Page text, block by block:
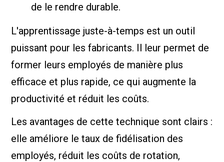
de le rendre durable.
L'apprentissage juste-à-temps est un outil
puissant pour les fabricants. Il leur permet de
former leurs employés de manière plus
efficace et plus rapide, ce qui augmente la
productivité et réduit les coûts.
Les avantages de cette technique sont clairs :
elle améliore le taux de fidélisation des
employés, réduit les coûts de rotation,